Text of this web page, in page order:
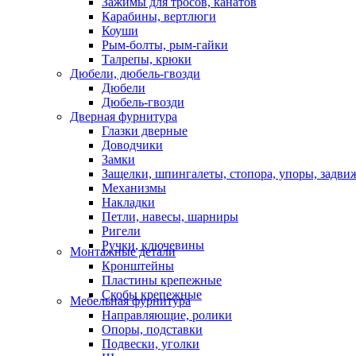
Карабины, вертлюги
Коуши
Рым-болты, рым-гайки
Талрепы, крюки
Дюбели, дюбель-гвозди
Дюбели
Дюбель-гвозди
Дверная фурнитура
Глазки дверные
Доводчики
Замки
Защелки, шпингалеты, стопора, упоры,
Механизмы
Накладки
Петли, навесы, шарниры
Ригели
Ручки, ключевины
Монтажные детали
Кронштейны
Пластины крепежные
Скобы крепежные
Мебельная фурнитура
Направляющие, ролики
Опоры, подставки
Подвески, уголки